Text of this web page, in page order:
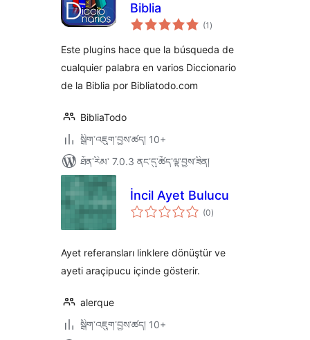
Biblia
(1 གདེང་
འཇོག་
ཚང་།
)
Este plugins hace que la búsqueda de
cualquier palabra en varios Diccionario
de la Biblia por Bibliatodo.com
BibliaTodo
སྒྲིག་འཇུག་བྱས་ཚད། 10+
ཐོན་རིམ་ 7.0.3 ནང་དུ་ཚོད་ལྟ་བྱས་ཟིན།
İncil Ayet Bulucu
(0གདེང་
འཇོག་
)
Ayet referansları linklere dönüştür ve
ayeti araçipucu içinde gösterir.
alerque
སྒྲིག་འཇུག་བྱས་ཚད། 10+